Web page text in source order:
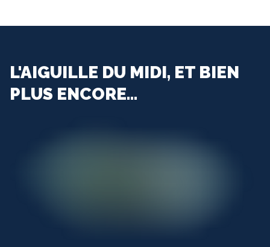
L'AIGUILLE DU MIDI, ET BIEN
PLUS ENCORE...